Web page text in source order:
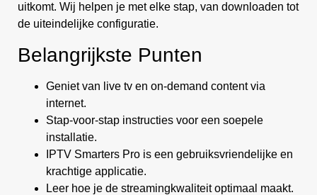
uitkomt. Wij helpen je met elke stap, van downloaden tot
de uiteindelijke configuratie.
Belangrijkste Punten
Geniet van live tv en on-demand content via
internet.
Stap-voor-stap instructies voor een soepele
installatie.
IPTV Smarters Pro is een gebruiksvriendelijke en
krachtige applicatie.
Leer hoe je de streamingkwaliteit optimaal maakt.